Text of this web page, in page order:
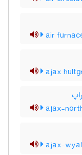
air
ajax
ajax-
ajax-